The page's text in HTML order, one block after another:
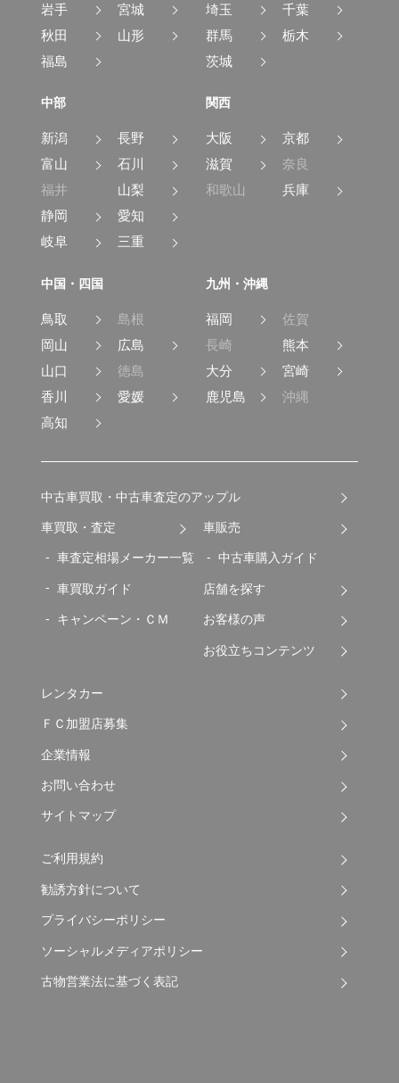
岩手
宮城
秋田
山形
福島
埼玉
千葉
群馬
栃木
茨城
中部
新潟
長野
富山
石川
福井
山梨
静岡
愛知
岐阜
三重
関西
大阪
京都
滋賀
奈良
和歌山
兵庫
中国・四国
鳥取
島根
岡山
広島
山口
徳島
香川
愛媛
高知
九州・沖縄
福岡
佐賀
長崎
熊本
大分
宮崎
鹿児島
沖縄
中古車買取・中古車査定のアップル
車買取・査定
車査定相場メーカー一覧
車買取ガイド
キャンペーン・ＣＭ
車販売
中古車購入ガイド
店舗を探す
お客様の声
お役立ちコンテンツ
レンタカー
ＦＣ加盟店募集
企業情報
お問い合わせ
サイトマップ
ご利用規約
勧誘方針について
プライバシーポリシー
ソーシャルメディアポリシー
古物営業法に基づく表記